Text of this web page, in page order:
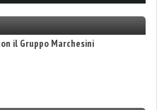
il Gruppo Marchesini